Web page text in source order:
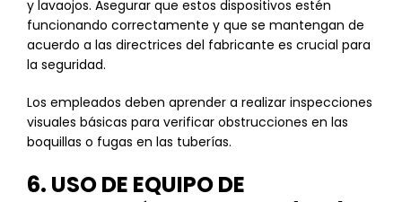
y lavaojos. Asegurar que estos dispositivos estén
funcionando correctamente y que se mantengan de
acuerdo a las directrices del fabricante es crucial para
la seguridad.
Los empleados deben aprender a realizar inspecciones
visuales básicas para verificar obstrucciones en las
boquillas o fugas en las tuberías.
6. USO DE EQUIPO DE